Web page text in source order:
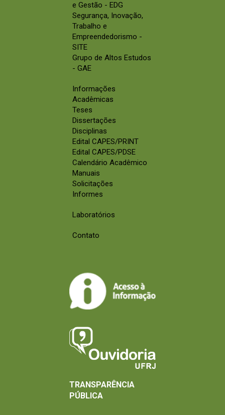
e Gestão - EDG
Segurança, Inovação,
Trabalho e
Empreendedorismo -
SITE
Grupo de Altos Estudos
- GAE
Informações
Acadêmicas
Teses
Dissertações
Disciplinas
Edital CAPES/PRINT
Edital CAPES/PDSE
Calendário Acadêmico
Manuais
Solicitações
Informes
Laboratórios
Contato
TRANSPARÊNCIA
PÚBLICA